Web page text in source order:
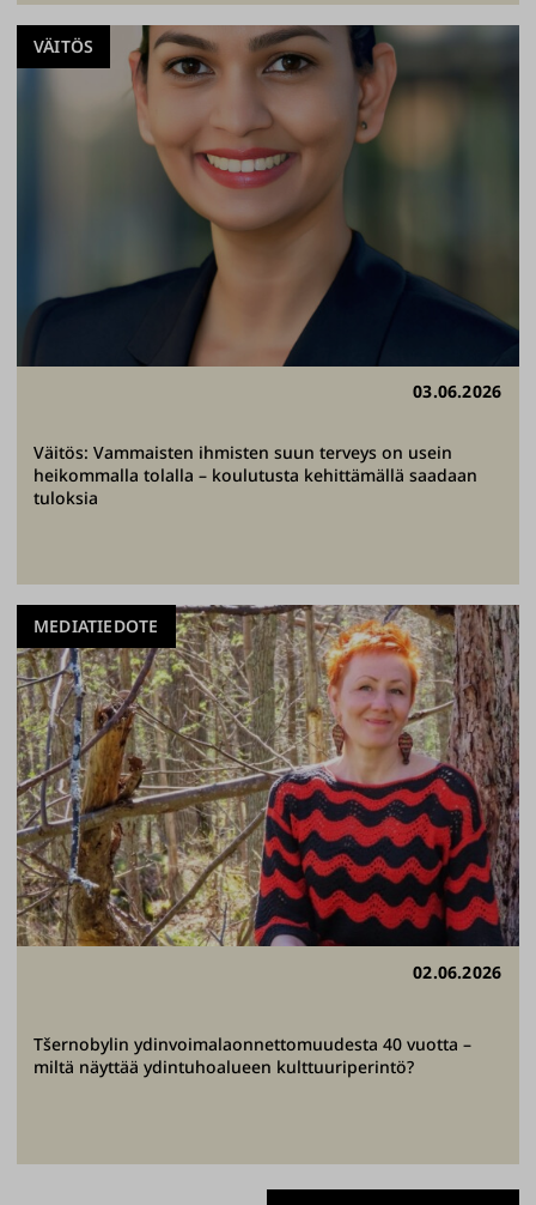
03.06.2026
Väitös: Vammaisten ihmisten suun terveys on usein
heikommalla tolalla – koulutusta kehittämällä saadaan
tuloksia
VÄITÖS
02.06.2026
Tšernobylin ydinvoimalaonnettomuudesta 40 vuotta –
miltä näyttää ydintuhoalueen kulttuuriperintö?
MEDIATIEDOTE